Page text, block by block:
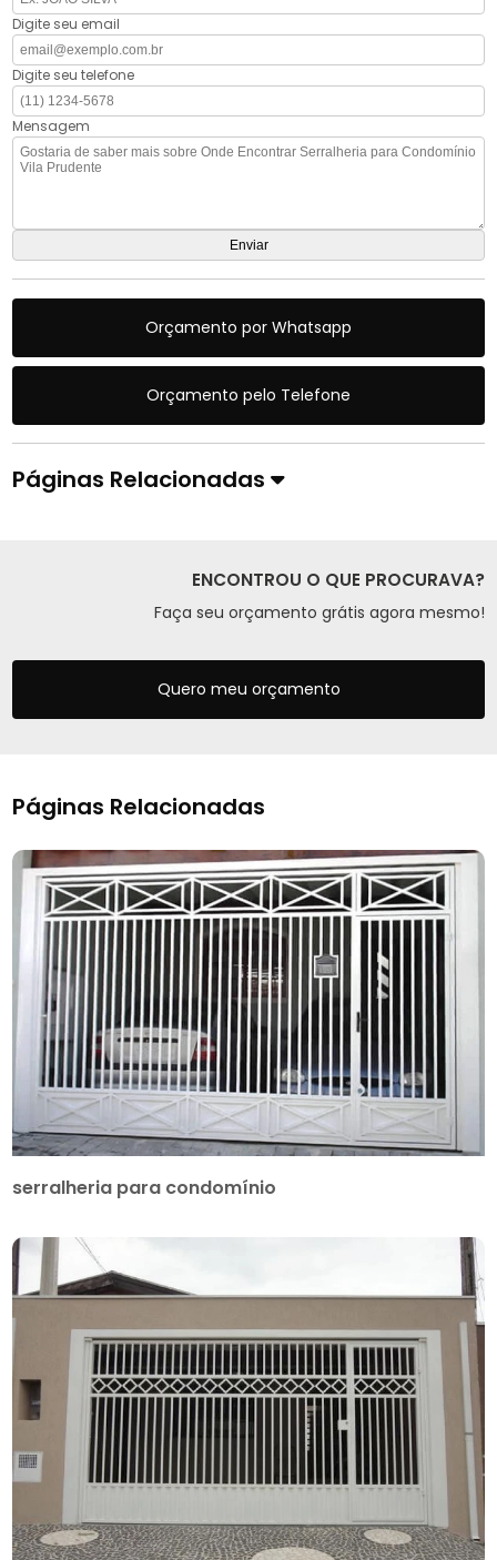
Digite seu email
Digite seu telefone
Mensagem
Orçamento por Whatsapp
Orçamento pelo Telefone
Páginas Relacionadas
ENCONTROU O QUE PROCURAVA?
Faça seu orçamento grátis agora mesmo!
Quero meu orçamento
Páginas Relacionadas
serralheria para condomínio